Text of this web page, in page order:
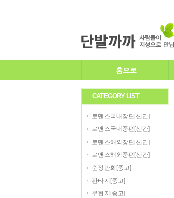
홈으로
CATEGORY LIST
로맨스국내장편[신간]
로맨스국내중편[신간]
로맨스해외장편[신간]
로맨스해외중편[신간]
순정만화[중고]
판타지[중고]
무협지[중고]